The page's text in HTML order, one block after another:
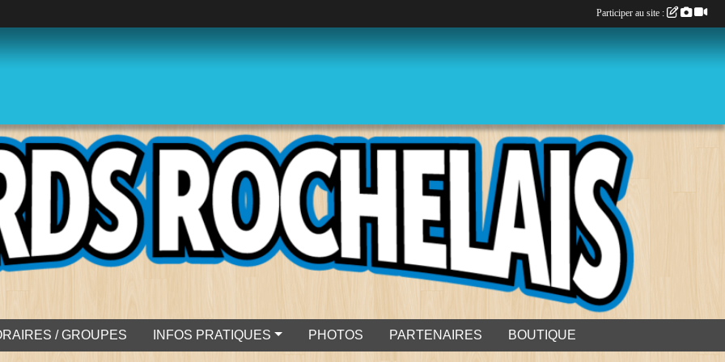
/ GROUPES INFOS PRATIQUES PHOTOS PARTENAIRES BOUTIQUE
Participer au site :